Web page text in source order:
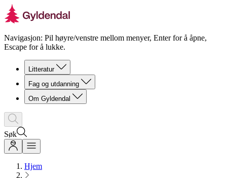
Navigasjon: Pil høyre/venstre mellom menyer, Enter for å åpne,
Escape for å lukke.
Litteratur
Fag og utdanning
Om Gyldendal
Søk
Hjem